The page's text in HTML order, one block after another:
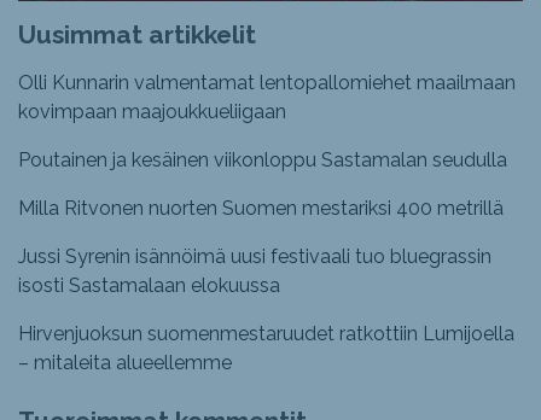
Uusimmat artikkelit
Olli Kunnarin valmentamat lentopallomiehet maailmaan
kovimpaan maajoukkueliigaan
Poutainen ja kesäinen viikonloppu Sastamalan seudulla
Milla Ritvonen nuorten Suomen mestariksi 400 metrillä
Jussi Syrenin isännöimä uusi festivaali tuo bluegrassin
isosti Sastamalaan elokuussa
Hirvenjuoksun suomenmestaruudet ratkottiin Lumijoella
– mitaleita alueellemme